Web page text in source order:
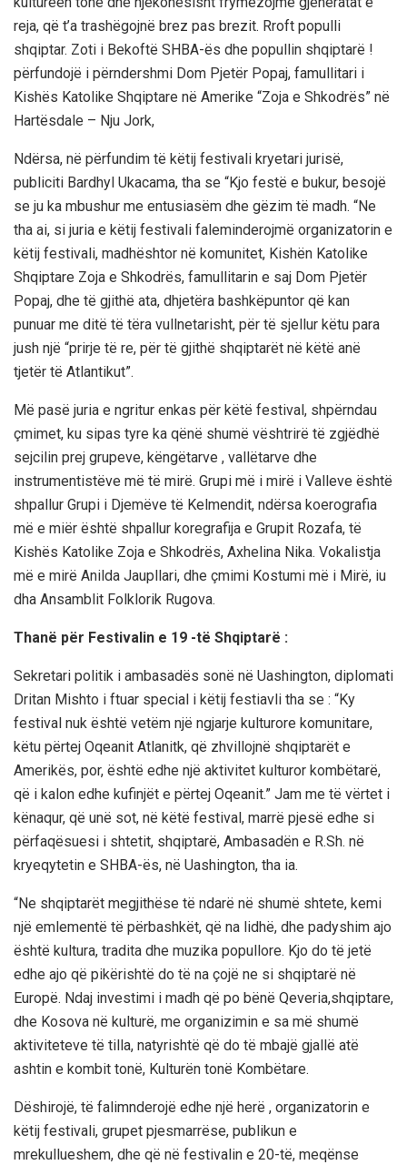
reja, që t’a trashëgojnë brez pas brezit. Rroft populli
shqiptar. Zoti i Bekoftë SHBA-ës dhe popullin shqiptarë !
përfundojë i përndershmi Dom Pjetër Popaj, famullitari i
Kishës Katolike Shqiptare në Amerike “Zoja e Shkodrës” në
Hartësdale – Nju Jork,
Ndërsa, në përfundim të këtij festivali kryetari jurisë,
publiciti Bardhyl Ukacama, tha se “Kjo festë e bukur, besojë
se ju ka mbushur me entusiasëm dhe gëzim të madh. “Ne
tha ai, si juria e këtij festivali faleminderojmë organizatorin e
këtij festivali, madhështor në komunitet, Kishën Katolike
Shqiptare Zoja e Shkodrës, famullitarin e saj Dom Pjetër
Popaj, dhe të gjithë ata, dhjetëra bashkëpuntor që kan
punuar me ditë të tëra vullnetarisht, për të sjellur këtu para
jush një “prirje të re, për të gjithë shqiptarët në këtë anë
tjetër të Atlantikut”.
Më pasë juria e ngritur enkas për këtë festival, shpërndau
çmimet, ku sipas tyre ka qënë shumë vështrirë të zgjëdhë
sejcilin prej grupeve, këngëtarve , vallëtarve dhe
instrumentistëve më të mirë. Grupi më i mirë i Valleve është
shpallur Grupi i Djemëve të Kelmendit, ndërsa koerografia
më e miër është shpallur koregrafija e Grupit Rozafa, të
Kishës Katolike Zoja e Shkodrës, Axhelina Nika. Vokalistja
më e mirë Anilda Jaupllari, dhe çmimi Kostumi më i Mirë, iu
dha Ansamblit Folklorik Rugova.
Thanë për Festivalin e 19 -të Shqiptarë :
Sekretari politik i ambasadës sonë në Uashington, diplomati
Dritan Mishto i ftuar special i këtij festiavli tha se : “Ky
festival nuk është vetëm një ngjarje kulturore komunitare,
këtu përtej Oqeanit Atlanitk, që zhvillojnë shqiptarët e
Amerikës, por, është edhe një aktivitet kulturor kombëtarë,
që i kalon edhe kufinjët e përtej Oqeanit.” Jam me të vërtet i
kënaqur, që unë sot, në këtë festival, marrë pjesë edhe si
përfaqësuesi i shtetit, shqiptarë, Ambasadën e R.Sh. në
kryeqytetin e SHBA-ës, në Uashington, tha ia.
“Ne shqiptarët megjithëse të ndarë në shumë shtete, kemi
një emlementë të përbashkët, që na lidhë, dhe padyshim ajo
është kultura, tradita dhe muzika popullore. Kjo do të jetë
edhe ajo që pikërishtë do të na çojë ne si shqiptarë në
Europë. Ndaj investimi i madh që po bënë Qeveria,shqiptare,
dhe Kosova në kulturë, me organizimin e sa më shumë
aktiviteteve të tilla, natyrishtë që do të mbajë gjallë atë
ashtin e kombit tonë, Kulturën tonë Kombëtare.
Dëshirojë, të falimnderojë edhe një herë , organizatorin e
këtij festivali, grupet pjesmarrëse, publikun e
mrekullueshem, dhe që në festivalin e 20-të, meqënse